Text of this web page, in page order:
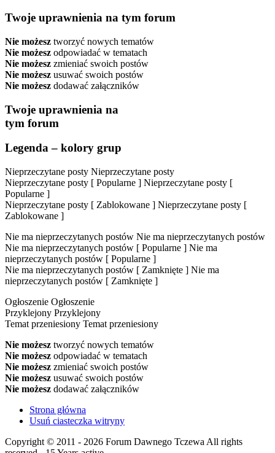
Twoje uprawnienia na tym forum
Nie możesz tworzyć nowych tematów
Nie możesz odpowiadać w tematach
Nie możesz zmieniać swoich postów
Nie możesz usuwać swoich postów
Nie możesz dodawać załączników
Twoje uprawnienia na
tym forum
Legenda – kolory grup
Nieprzeczytane posty Nieprzeczytane posty
Nieprzeczytane posty [ Popularne ] Nieprzeczytane posty [
Popularne ]
Nieprzeczytane posty [ Zablokowane ] Nieprzeczytane posty [
Zablokowane ]
Nie ma nieprzeczytanych postów Nie ma nieprzeczytanych postów
Nie ma nieprzeczytanych postów [ Popularne ] Nie ma
nieprzeczytanych postów [ Popularne ]
Nie ma nieprzeczytanych postów [ Zamknięte ] Nie ma
nieprzeczytanych postów [ Zamknięte ]
Ogłoszenie Ogłoszenie
Przyklejony Przyklejony
Temat przeniesiony Temat przeniesiony
Nie możesz tworzyć nowych tematów
Nie możesz odpowiadać w tematach
Nie możesz zmieniać swoich postów
Nie możesz usuwać swoich postów
Nie możesz dodawać załączników
Strona główna
Usuń ciasteczka witryny
Copyright © 2011 - 2026 Forum Dawnego Tczewa All rights